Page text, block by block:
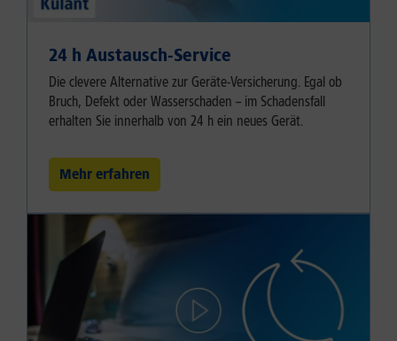
24 h Austausch-Service
Die clevere Alternative zur Geräte-Versicherung. Egal ob
Bruch, Defekt oder Wasserschaden – im Schadensfall
erhalten Sie innerhalb von 24 h ein neues Gerät.
Mehr erfahren